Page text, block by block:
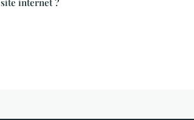
site internet ?